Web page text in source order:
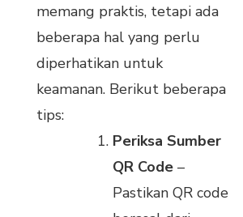
memang praktis, tetapi ada
beberapa hal yang perlu
diperhatikan untuk
keamanan. Berikut beberapa
tips:
Periksa Sumber
QR Code –
Pastikan QR code